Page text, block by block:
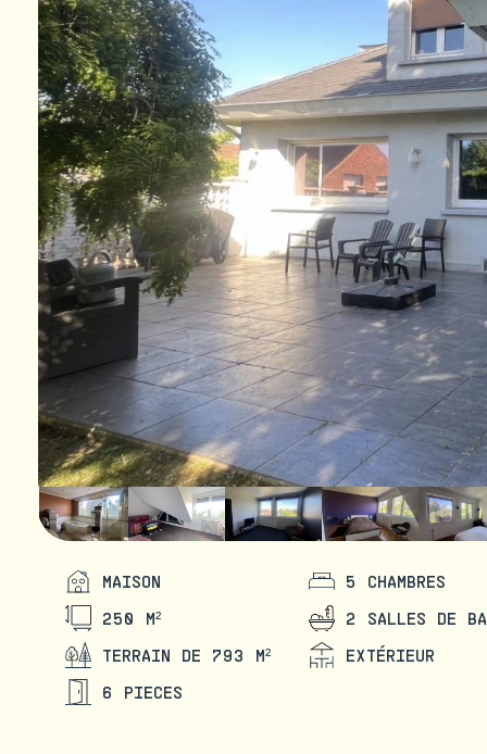
MAISON
250 M²
TERRAIN DE 793 M²
6 PIECES
5 CHAMBRES
2 SALLES DE
EXTÉRIEUR